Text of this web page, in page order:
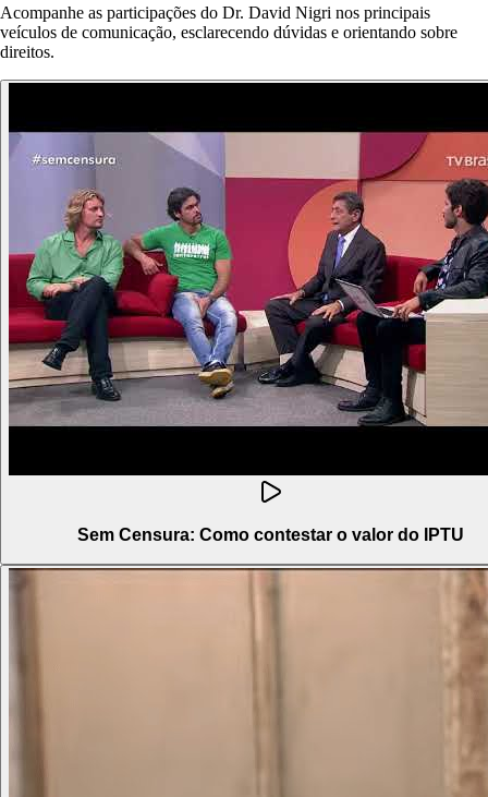
Acompanhe as participações do Dr. David Nigri nos principais
veículos de comunicação, esclarecendo dúvidas e orientando sobre
direitos.
Sem Censura: Como contestar o valor do IPTU